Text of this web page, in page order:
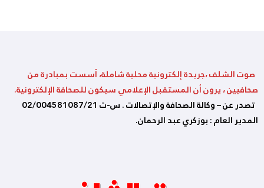
صوت الشلف ،جريدة إلكترونية محلية شاملة، أسست بمبادرة من
صحافيين ، يرون أن المستقبل الإعلامي سيكون للصحافة الإلكترونية.
تصدر عن – وكالة الصحافة والإتصالات . س-ت 02/004581087/21
المدير العام : بوزكري عبد الرحمان.